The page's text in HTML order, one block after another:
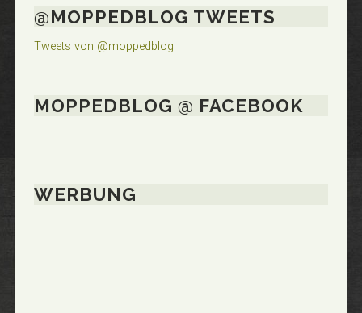
@MOPPEDBLOG TWEETS
Tweets von @moppedblog
MOPPEDBLOG @ FACEBOOK
WERBUNG